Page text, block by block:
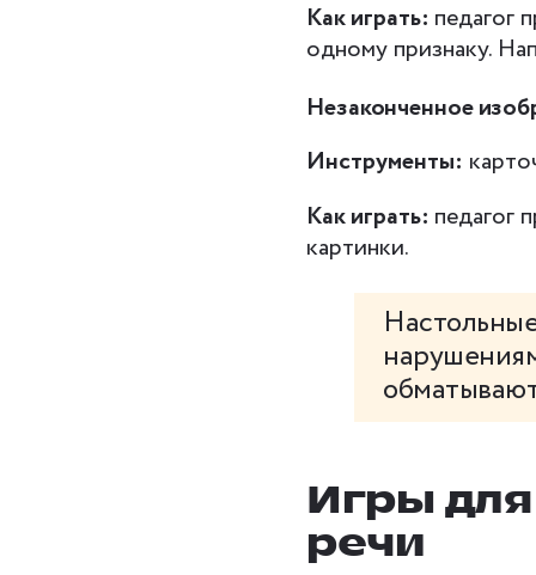
Как играть: педагог
одному признаку.
Незаконченное
Инструменты:
Как играть: педагог
картинки.
Игры
речи